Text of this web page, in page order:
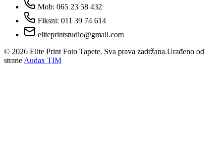
Mob: 065 23 58 432
Fiksni: 011 39 74 614
eliteprintstudio@gmail.com
© 2026 Elite Print Foto Tapete. Sva prava zadržana.Urađeno od
strane Audax TIM